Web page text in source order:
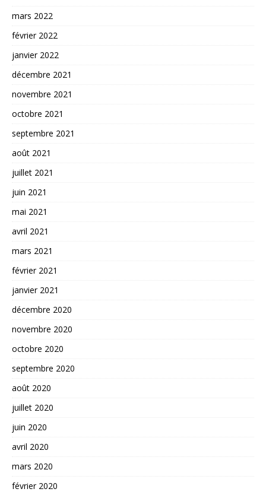
mars 2022
février 2022
janvier 2022
décembre 2021
novembre 2021
octobre 2021
septembre 2021
août 2021
juillet 2021
juin 2021
mai 2021
avril 2021
mars 2021
février 2021
janvier 2021
décembre 2020
novembre 2020
octobre 2020
septembre 2020
août 2020
juillet 2020
juin 2020
avril 2020
mars 2020
février 2020